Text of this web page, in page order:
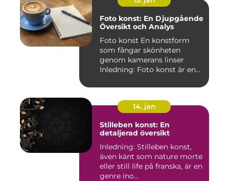
Foto konst: En Djupgående
Översikt och Analys
Foto konst En konstform
som fångar skönheten
genom kamerans linser
Inledning: Foto konst är en
14. jan
Stilleben konst: En
detaljerad översikt
Inledning: Stilleben konst,
även känt som nature morte
eller still life på franska, är en
genre ino...